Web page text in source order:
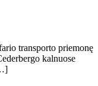
transporto priemonę
kalnuose